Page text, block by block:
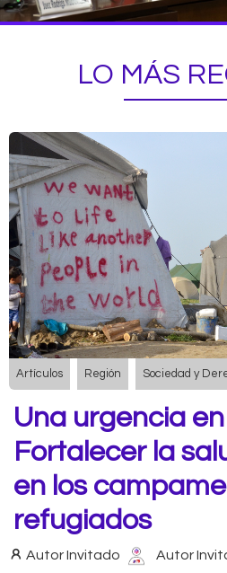
LO MÁS
Artículos Región Sociedad y
Una urgencia
Fortalecer la
en los
refugiados
Autor Invitado Autor